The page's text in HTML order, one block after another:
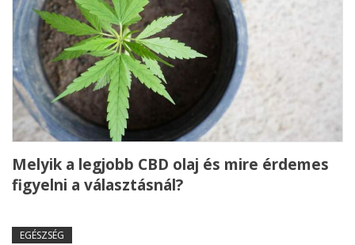
Melyik a legjobb CBD olaj és mire érdemes
figyelni a választásnál?
EGÉSZSÉG